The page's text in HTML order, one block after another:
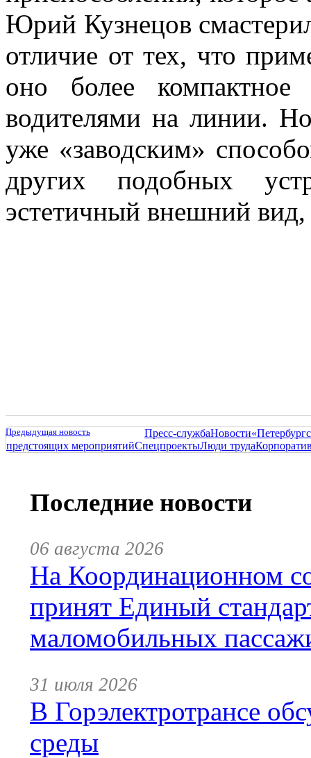
Юрий Кузнецов
отличие от тех, что
оно более
водителями на линии.
уже «заводским»
других подобных
эстетичный внешний
Предыдущая новость Пресс-службаНовости
предстоящих мероприятийСпецпроектыЛюди труда
Последние новости
06 августа 2026
На Координационном
принят Единый
маломобильных
31 июля 2026
В Горэлектротрансе
среды